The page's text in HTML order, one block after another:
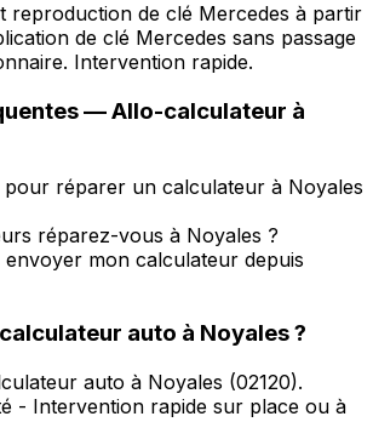
reproduction de clé Mercedes à partir
de clé Mercedes sans passage
Intervention rapide.
—Allo-calculateur à
pour réparer un calculateur à Noyales
réparez-vous à Noyales ?
mon calculateur depuis
auto à Noyales?
auto à Noyales (02120).
- Intervention rapide sur place ou à